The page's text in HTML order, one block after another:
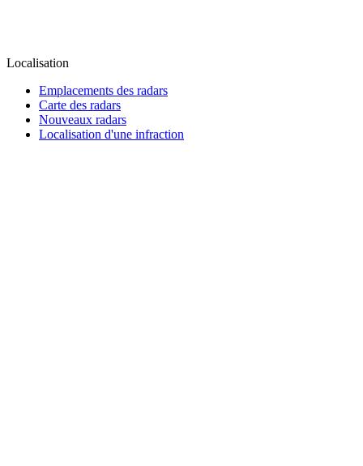
Localisation
Emplacements des radars
Carte des radars
Nouveaux radars
Localisation d'une infraction